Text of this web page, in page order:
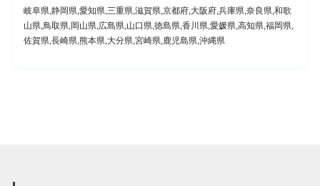
岐阜県,静岡県,愛知県,三重県,滋賀県,京都府,大阪府,兵庫県,奈良県,和歌
山県,鳥取県,岡山県,広島県,山口県,徳島県,香川県,愛媛県,高知県,福岡県,
佐賀県,長崎県,熊本県,大分県,宮崎県,鹿児島県,沖縄県